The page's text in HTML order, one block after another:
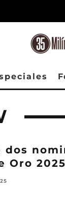
dos
Oro 2025